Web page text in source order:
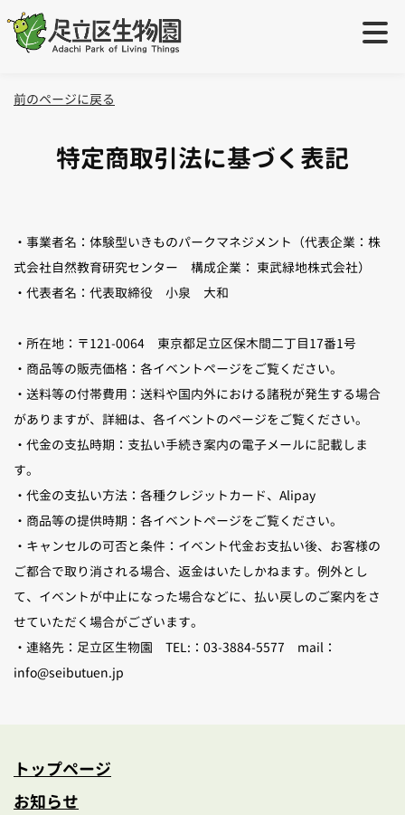
ご利用案内
ご利用案内
アクセス
小さなお子様連れのお客さまへ
元渕江公園
学校・団体の方へ
出張授業について
職場体験・インターン実習・学芸員実習について
イベント
園内展示（園内マップ）
生物園の生きもの
取り組み ＋
特設ページ
活動サポーター
ツシマウラボシシジミ生息域外保全
調査・研究・受賞
オンラインショップ
お問い合わせ
前のページに戻る
特定商取引法に基づく表記
・事業者名：体験型いきものパークマネジメント（代表企業：株
式会社自然教育研究センター 構成企業： 東武緑地株式会社）
・代表者名：代表取締役 小泉 大和
・所在地：〒121-0064 東京都足立区保木間二丁目17番1号
・商品等の販売価格：各イベントページをご覧ください。
・送料等の付帯費用：送料や国内外における諸税が発生する場合
がありますが、詳細は、各イベントのページをご覧ください。
・代金の支払時期：支払い手続き案内の電子メールに記載しま
す。
・代金の支払い方法：各種クレジットカード、Alipay
・商品等の提供時期：各イベントページをご覧ください。
・キャンセルの可否と条件：イベント代金お支払い後、お客様の
ご都合で取り消される場合、返金はいたしかねます。例外とし
て、イベントが中止になった場合などに、払い戻しのご案内をさ
せていただく場合がございます。
・連絡先：足立区生物園 TEL:：03-3884-5577 mail：
info@seibutuen.jp
トップページ
お知らせ